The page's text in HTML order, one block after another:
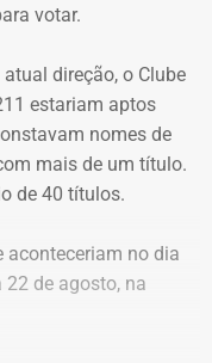
votar.
direção, o Clube
estariam aptos
nomes de
mais de um título.
de 40 títulos.
aconteceriam no dia
de agosto, na